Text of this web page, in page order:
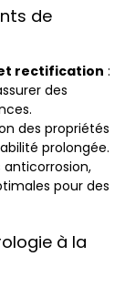
de
rectification :
des
des propriétés
prolongée.
pour des
à la